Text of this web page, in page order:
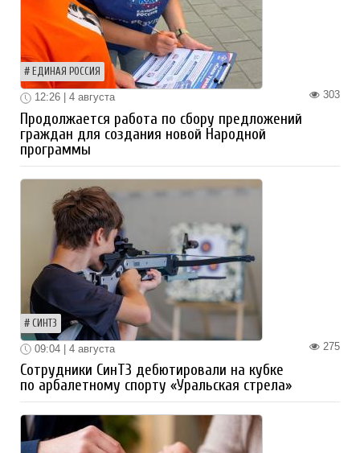
ЕДИНАЯ РОССИЯ
303
12:26 | 4 августа
Продолжается работа по сбору предложений
граждан для создания новой Народной
программы
СИНТЗ
275
09:04 | 4 августа
Сотрудники СинТЗ дебютировали на кубке
по арбалетному спорту «Уральская стрела»